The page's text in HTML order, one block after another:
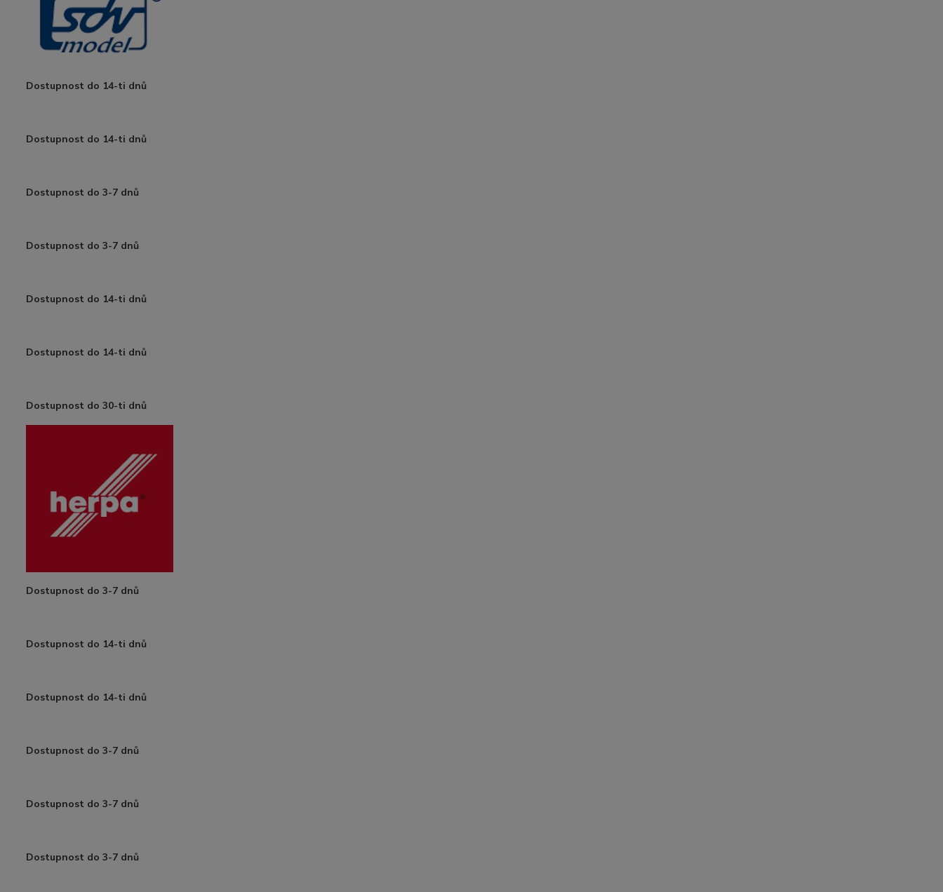
Dostupnost do 14-ti dnů
Dostupnost do 14-ti dnů
Dostupnost do 3-7 dnů
Dostupnost do 3-7 dnů
Dostupnost do 14-ti dnů
Dostupnost do 14-ti dnů
Dostupnost do 30-ti dnů
Dostupnost do 3-7 dnů
Dostupnost do 14-ti dnů
Dostupnost do 14-ti dnů
Dostupnost do 3-7 dnů
Dostupnost do 3-7 dnů
Dostupnost do 3-7 dnů